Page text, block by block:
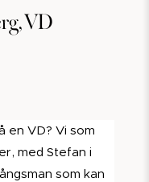
VD
en VD? Vi som
med Stefan i
som kan